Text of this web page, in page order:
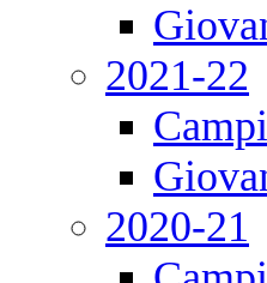
2021-22
2020-21